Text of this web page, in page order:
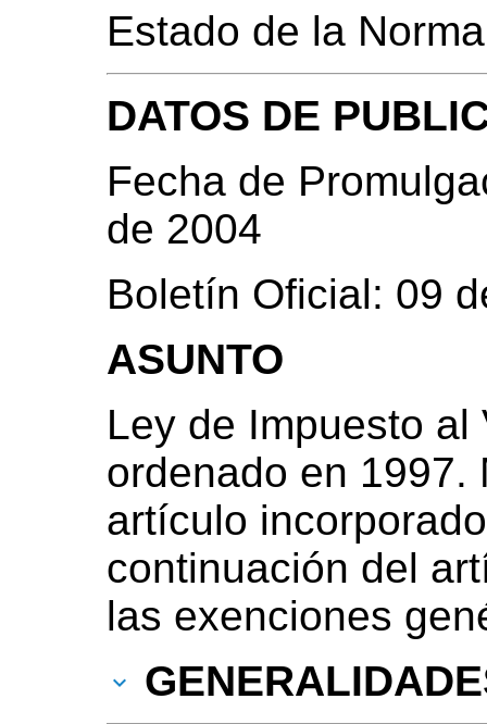
Estado de la
DATOS DE
Fecha de
de 2004
Boletín Oficial: 09
ASUNTO
Ley de Impuesto al
ordenado en 1997.
artículo
continuación del
las exenciones